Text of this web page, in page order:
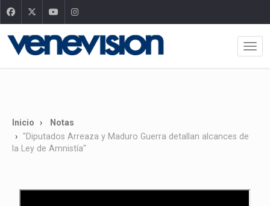
Inicio
Notas
"Diputados Arreaza y Maduro Guerra detallan alcances de
la Ley de Amnistía"